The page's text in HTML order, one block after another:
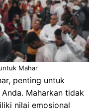
Mahar
penting untuk
Maharkan tidak
nilai emosional